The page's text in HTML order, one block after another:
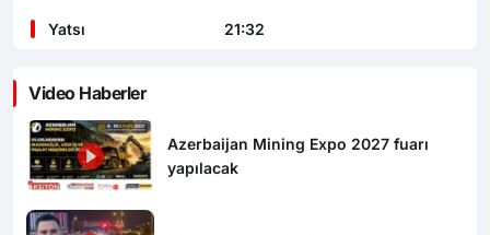
Yatsı 21:32
Video Haberler
Azerbaijan Mining Expo 2027 fuarı
yapılacak